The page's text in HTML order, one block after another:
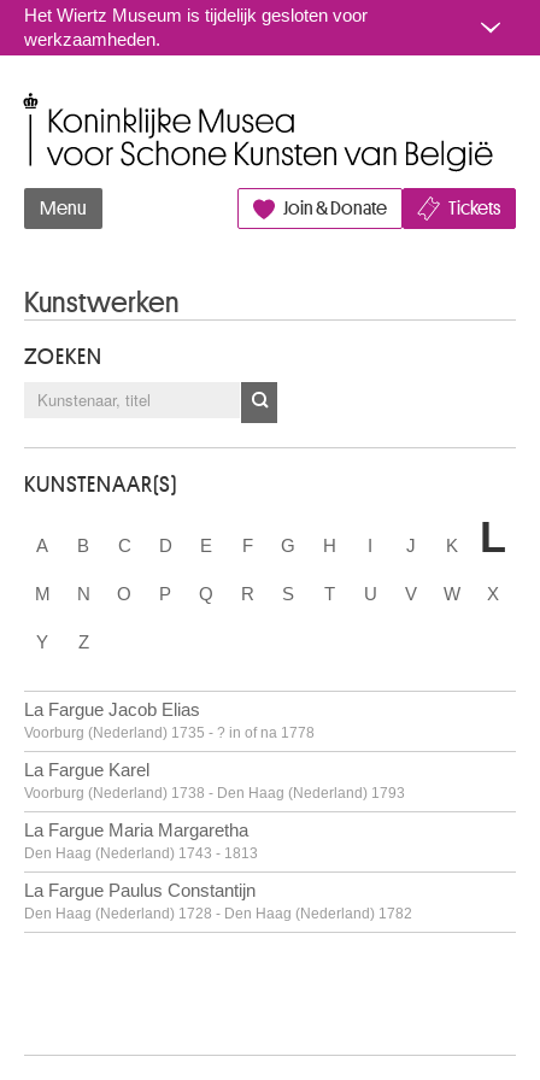
Naar inhoud
Het Wiertz Museum is tijdelijk gesloten voor
werkzaamheden.
Menu Join & Donate Tickets
Kunstwerken
ZOEKEN
KUNSTENAAR(S)
A B C D E F G H I J K L
M N O P Q R S T U V W X
Y Z
La Fargue Jacob Elias
Voorburg (Nederland) 1735 - ? in of na 1778
La Fargue Karel
Voorburg (Nederland) 1738 - Den Haag (Nederland) 1793
La Fargue Maria Margaretha
Den Haag (Nederland) 1743 - 1813
La Fargue Paulus Constantijn
Den Haag (Nederland) 1728 - Den Haag (Nederland) 1782